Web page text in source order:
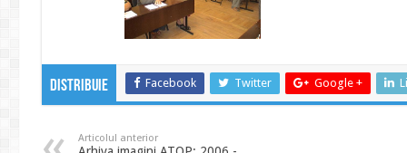
Distribuie Facebook Twitter Google +
Articolul anterior